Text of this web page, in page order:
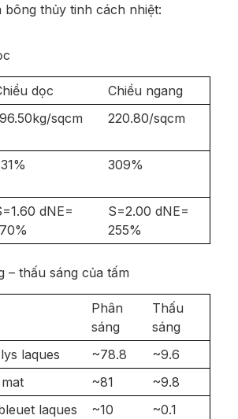
bông thủy tinh cách nhiệt:
dọc
Chiều ngang
sqcm 220.80/sqcm
309%
dNE=
S=2.00 dNE=
255%
– thấu sáng của tấm
Phân
sáng
Thấu
sáng
laques
~78.8
~9.6
~81
~9.8
laques
~10
~0.1